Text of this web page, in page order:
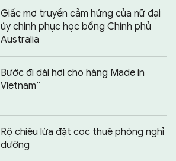
Giấc mơ truyền cảm hứng của nữ đại
úy chinh phục học bổng Chính phủ
Australia
Bước đi dài hơi cho hàng Made in
Vietnam”
Rộ chiêu lừa đặt cọc thuê phòng nghỉ
dưỡng